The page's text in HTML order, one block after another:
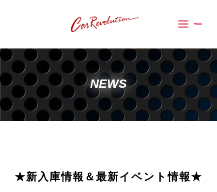
キ
プ
MENU
NEWS
★新入庫情報＆最新イベント情報★